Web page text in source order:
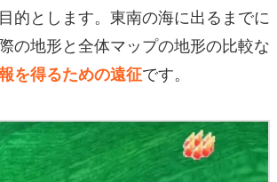
的とします。東南の海に出るまでに
の地形と全体マップの地形の比較な
を得るための遠征です。